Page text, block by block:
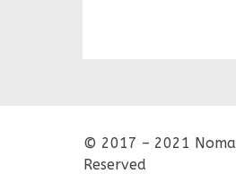
© 2017 – 2021
Reserved